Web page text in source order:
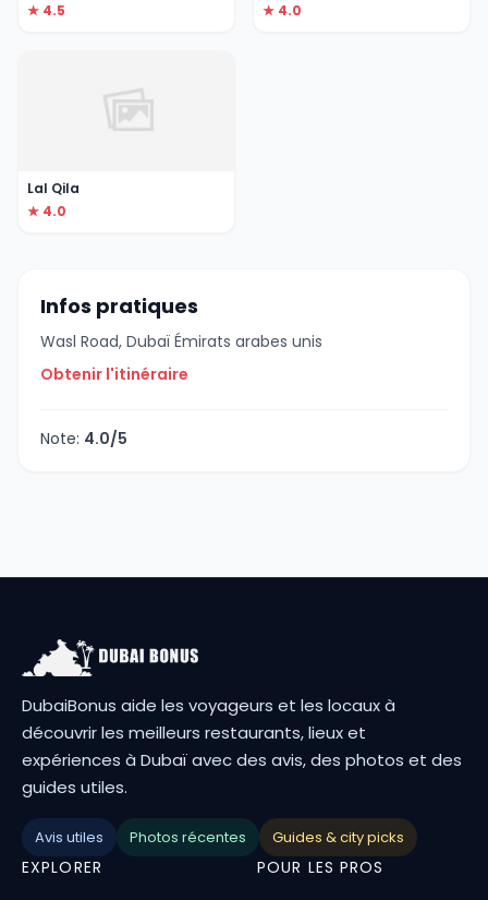
★ 4.5
★ 4.0
Lal Qila
★ 4.0
Infos pratiques
Wasl Road, Dubaï Émirats arabes unis
Obtenir l'itinéraire
Note: 4.0/5
DubaiBonus aide les voyageurs et les locaux à
découvrir les meilleurs restaurants, lieux et
expériences à Dubaï avec des avis, des photos et des
guides utiles.
Avis utiles Photos récentes Guides & city picks
EXPLORER POUR LES PROS